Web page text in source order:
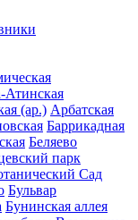
Атинская
(ар.) Арбатская
Баррикадная
Беляево
парк
Сад
Бульвар
Бунинская аллея